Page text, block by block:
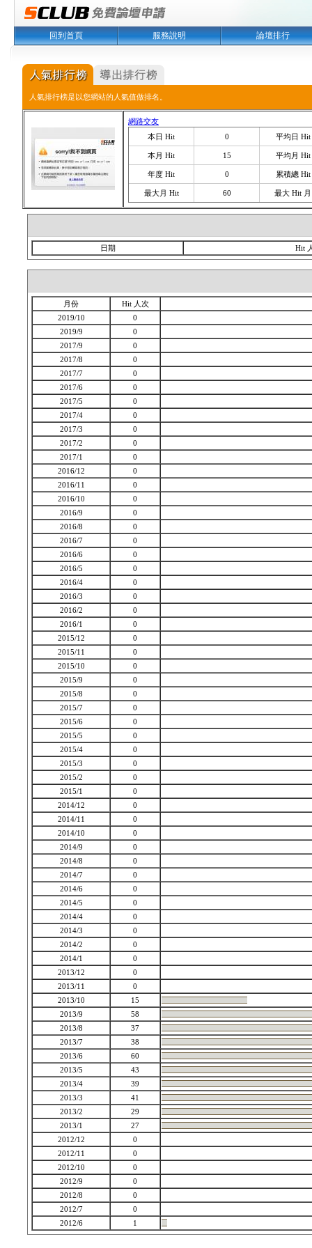
回到首頁 服務說明 論壇排行
人氣排行榜是以您網站的人氣值做排名。
網路交友
本日 Hit
0 平均日 Hit
本月 Hit 15 平均月 Hit
年度 Hit 0 累積總 Hit
最大月 Hit 60 最大 Hit 月
日期 Hit
月份
Hit 人次
2019/10
0
2019/9
0
2017/9
0
2017/8
0
2017/7
0
2017/6
0
2017/5
0
2017/4
0
2017/3
0
2017/2
0
2017/1
0
2016/12
0
2016/11
0
2016/10
0
2016/9
0
2016/8
0
2016/7
0
2016/6
0
2016/5
0
2016/4
0
2016/3
0
2016/2
0
2016/1
0
2015/12
0
2015/11
0
2015/10
0
2015/9
0
2015/8
0
2015/7
0
2015/6
0
2015/5
0
2015/4
0
2015/3
0
2015/2
0
2015/1
0
2014/12
0
2014/11
0
2014/10
0
2014/9
0
2014/8
0
2014/7
0
2014/6
0
2014/5
0
2014/4
0
2014/3
0
2014/2
0
2014/1
0
2013/12
0
2013/11
0
2013/10
15
2013/9
58
2013/8
37
2013/7
38
2013/6
60
2013/5
43
2013/4
39
2013/3
41
2013/2
29
2013/1
27
2012/12
0
2012/11
0
2012/10
0
2012/9
0
2012/8
0
2012/7
0
2012/6
1